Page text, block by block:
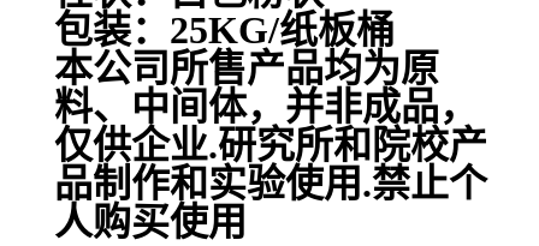
包装：25KG/纸板桶
本公司所售产品均为原
料、中间体，并非成品，
仅供企业.研究所和院校产
品制作和实验使用.禁止个
人购买使用